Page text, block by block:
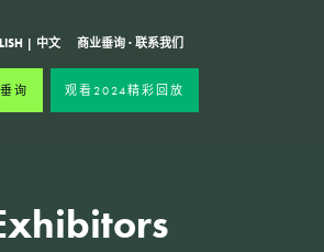
| 中文 商业垂询· 联系我们
询 观看2024精彩回放